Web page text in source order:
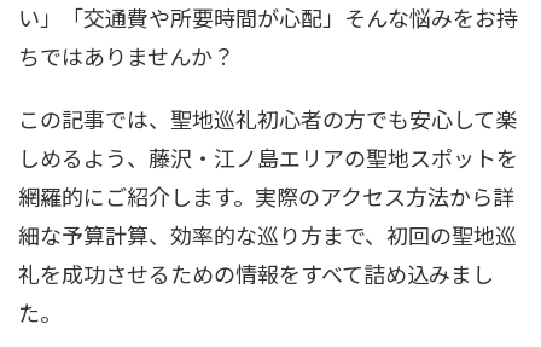
い」「交通費や所要時間が心配」そんな悩みをお持
ちではありませんか？
この記事では、聖地巡礼初心者の方でも安心して楽
しめるよう、藤沢・江ノ島エリアの聖地スポットを
網羅的にご紹介します。実際のアクセス方法から詳
細な予算計算、効率的な巡り方まで、初回の聖地巡
礼を成功させるための情報をすべて詰め込みまし
た。